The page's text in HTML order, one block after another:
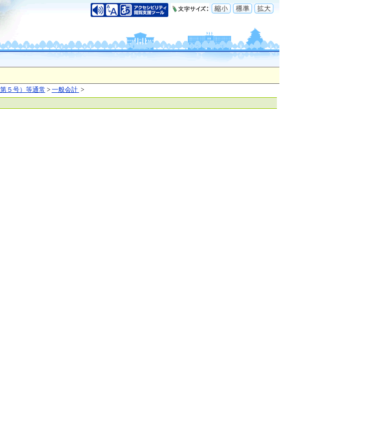
５号）等通常 > 一般会計 >
（代表電話）06-6941-0351
（代表電話）06-6941-0351